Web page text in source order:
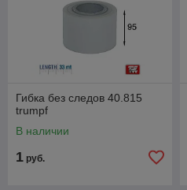
Гибка без следов 40.815
trumpf
В наличии
1 руб.